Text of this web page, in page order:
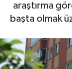
araştırma
başta olmak
MAGAZİN
SAĞLIK
EĞİTİM
Haber Arşivi